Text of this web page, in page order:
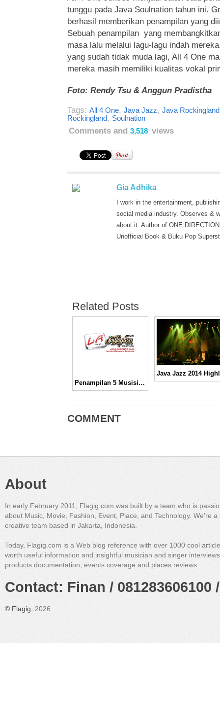
tunggu pada Java Soulnation tahun ini.
berhasil memberikan penampilan yang
Sebuah penampilan yang
masa lalu melalui lagu-lagu indah
yang sudah tidak muda lagi, All 4 One
mereka masih memiliki kualitas vokal
Foto: Rendy Tsu & Anggun Pradistha
Tags: All 4 One, Java Jazz, Java Rockingland
Rockingland, Soulnation
Comments and 3,518 views
Gia Adhika
I work in the entertainment,
social media industry. Observes &
about it. Author of ONE
Unofficial Book & Buku Pop
Related Posts
Penampilan 5 Musisi Yang Tidak Boleh Dilewatkan Di Soulnation 2013
COMMENT
About
In early February 2011, Flagig.com was built by a team who is
about Music, Movie, Fashion, Event, Place, and Technology. We're a
creative team based in Jakarta, Indonesia.
Today, Flagig.com is a Web blog reference with over 1000 cool
worth useful information and insightful musician and singer
products documentation, events coverage and places reviews.
Contact: Finan /
© Flagig , 2026